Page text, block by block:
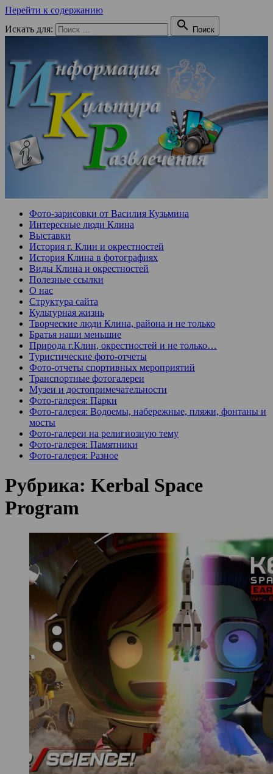
Перейти к содержанию
Искать для:
 Поиск
Фото-зарисовки от Василия Кузьмина
Интересные люди Клина
Выставки
История г. Клин и окрестностей
История Клина в фотографиях
Виды Клина и окрестностей
Полезные ссылки
О нас
Структура сайта
Культурная жизнь
Творческие люди Клина, района и не только
Братья наши меньшие
Природа г.Клин, окрестностей и не только…
Туристические фото-отчеты
Фото-отчеты спортивных мероприятий
Транспортные фотогалереи
Музеи и достопримечательности
Фото-галерея: Парки
Фото-галерея: Водоемы, набережные, пляжи, фонтаны и
мосты
Фото-галереи на религиозную тему
Фото-галерея: Памятники
Фото-галерея: Разное
Рубрика: Kerbal Space
Program